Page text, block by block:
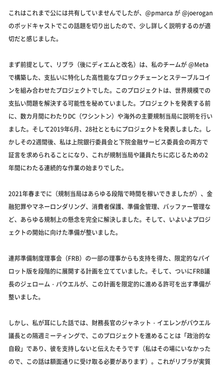
これはこれまで公には共有していませんでしたが、@pmarca が @joerogan
のポッドキャストでこの話題を切り出したので、少し詳しく説明するのが適
切だと感じました。
まず前提として、リブラ（後にディエムと改名）は、私のチームが @Meta
で構築した、支払いに特化した高性能なブロックチェーンとステーブルコイ
ンを組み合わせたプロジェクトでした。このプロジェクトは、世界規模での
支払い問題を解決する可能性を秘めていました。プロジェクトを発表する前
に、数カ月間にわたりDC（ワシントン）や海外の主要規制当局に説明を行い
ました。そして2019年6月、28社とともにプロジェクトを発表しました。し
かしその2週間後、私は上院銀行委員会と下院金融サービス委員会の両方で
証言を求められることになり、これが規制当局や議員たちに応じるための2
年間にわたる連続的な作業の始まりでした。
2021年春までに（規制当局はあらゆる段階で時間を稼いできましたが）、金
融犯罪やマネーロンダリング、消費者保護、準備金管理、バッファー管理な
ど、あらゆる規制上の懸念を完全に解決しました。そして、いよいよプロジ
ェクトの開始に向けた準備が整いました。
連邦準備制度理事会（FRB）の一部の理事からも支持を得た、限定的なパイ
ロット版を段階的に展開する計画を立てていました。そして、ついにFRB議
長のジェローム・パウエルが、この計画を限定的に進める許可を出す準備が
整いました。
しかし、私が耳にした話では、財務長官のジャネット・イエレンがパウエル
議長との隔週ミーティングで、このプロジェクトを進めることは「政治的な
自殺」であり、彼を支持しないと伝えたそうです（私はその場にいなかった
ので、この話は額面通りに受け取る必要があります）。これがリブラが実質